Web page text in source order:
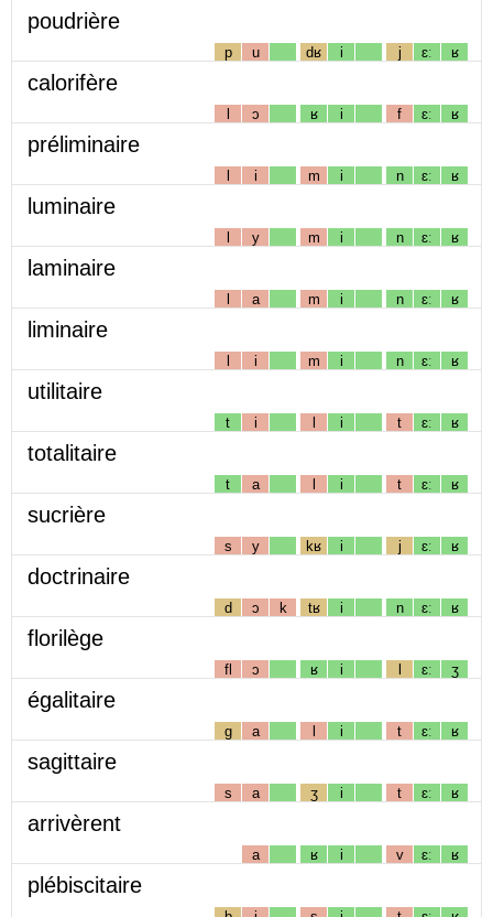
poudrière
p u dʁ i j ɛː ʁ
calorifère
l ɔ ʁ i f ɛː ʁ
préliminaire
l i m i n ɛː ʁ
luminaire
l y m i n ɛː ʁ
laminaire
l a m i n ɛː ʁ
liminaire
l i m i n ɛː ʁ
utilitaire
t i l i t ɛː ʁ
totalitaire
t a l i t ɛː ʁ
sucrière
s y kʁ i j ɛː ʁ
doctrinaire
d ɔ k tʁ i n ɛː ʁ
florilège
fl ɔ ʁ i l ɛː ʒ
égalitaire
g a l i t ɛː ʁ
sagittaire
s a ʒ i t ɛː ʁ
arrivèrent
a ʁ i v ɛː ʁ
plébiscitaire